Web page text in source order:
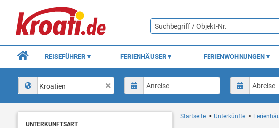
REISEFÜHRER FERIENHÄUSER FERIENWOHNUNGEN
Kroatien
UNTERKUNFTSART
Startseite Unterkünfte